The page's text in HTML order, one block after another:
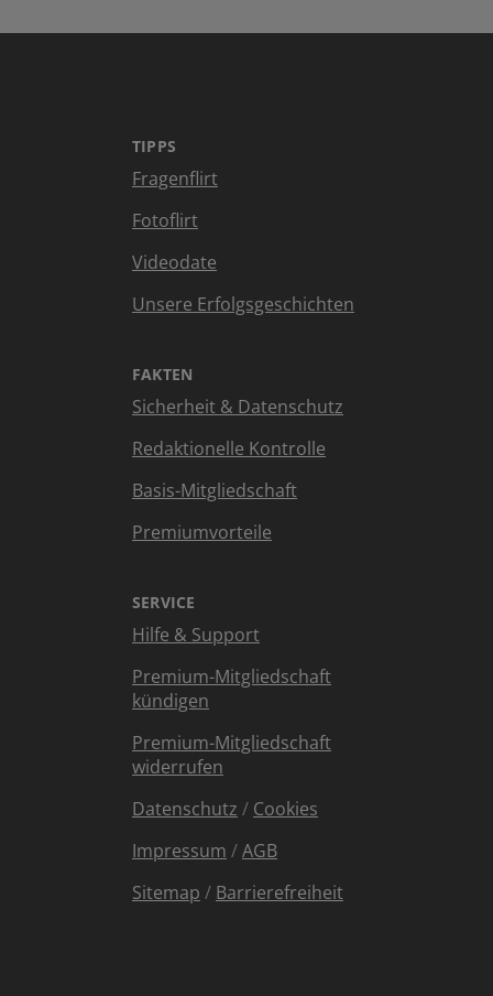
TIPPS
Fragenflirt
Fotoflirt
Videodate
Unsere Erfolgsgeschichten
FAKTEN
Sicherheit & Datenschutz
Redaktionelle Kontrolle
Basis-Mitgliedschaft
Premiumvorteile
SERVICE
Hilfe & Support
Premium-Mitgliedschaft
kündigen
Premium-Mitgliedschaft
widerrufen
Datenschutz / Cookies
Impressum /AGB
Sitemap / Barrierefreiheit